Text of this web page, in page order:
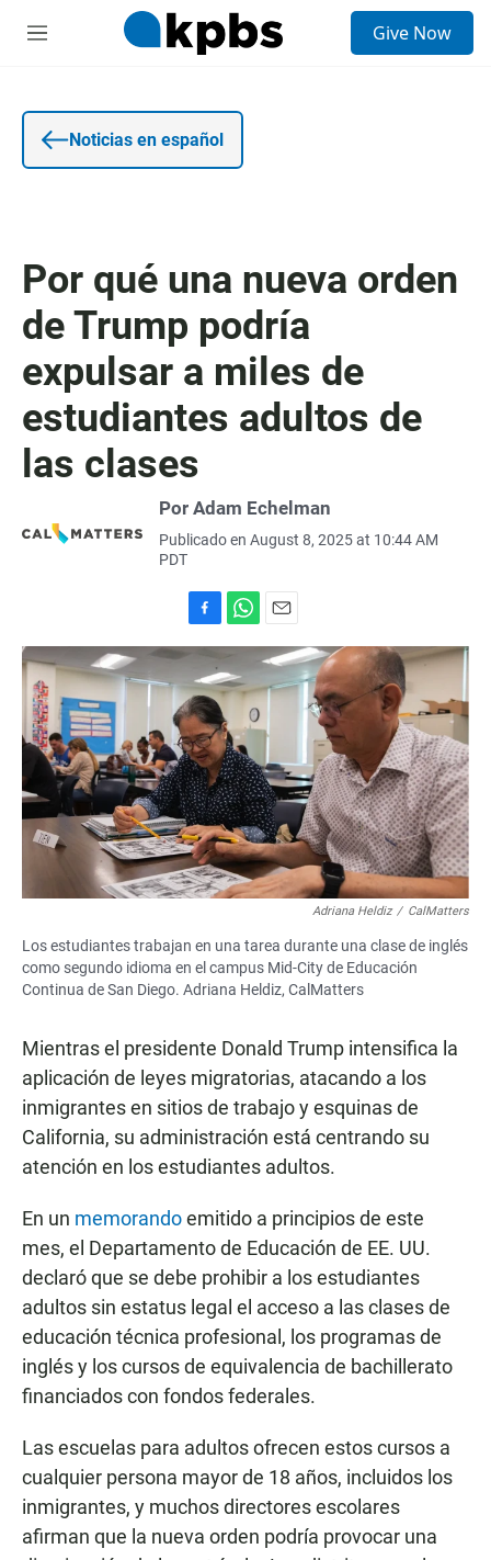
S
i
o
Give Now
Noticias en español
Por qué una nueva orden
de Trump podría
expulsar a miles de
estudiantes adultos de
las clases
Por Adam Echelman
Publicado en August 8, 2025 at 10:44 AM
PDT
a
c
e
b
o
o
k
h
a
t
A
p
p
m
a
i
Adriana Heldiz / CalMatters
Los estudiantes trabajan en una tarea durante una clase de inglés
como segundo idioma en el campus Mid-City de Educación
Continua de San Diego. Adriana Heldiz, CalMatters
Mientras el presidente Donald Trump intensifica la
aplicación de leyes migratorias, atacando a los
inmigrantes en sitios de trabajo y esquinas de
California, su administración está centrando su
atención en los estudiantes adultos.
En un memorandoemitido a principios de este
mes, el Departamento de Educación de EE. UU.
declaró que se debe prohibir a los estudiantes
adultos sin estatus legal el acceso a las clases de
educación técnica profesional, los programas de
inglés y los cursos de equivalencia de bachillerato
financiados con fondos federales.
Las escuelas para adultos ofrecen estos cursos a
cualquier persona mayor de 18 años, incluidos los
inmigrantes, y muchos directores escolares
afirman que la nueva orden podría provocar una